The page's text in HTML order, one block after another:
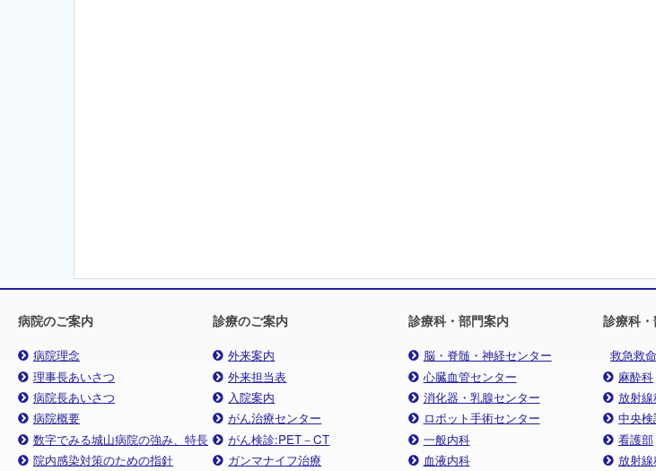
病院のご案内
病院理念
理事長あいさつ
病院長あいさつ
病院概要
数字でみる城山病院の強み、特長
院内感染対策のための指針
診療のご案内
外来案内
外来担当表
入院案内
がん治療センター
がん検診:PET－CT
ガンマナイフ治療
診療科・部門案内
脳・脊髄・神経センター
心臓血管センター
消化器・乳腺センター
ロボット手術センター
一般内科
血液内科
診療科・
救急救
麻酔科
放射
中央
看護部
放射線